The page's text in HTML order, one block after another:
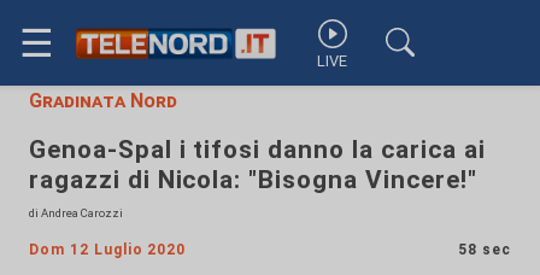
☰ LIVE
Gradinata Nord
Genoa-Spal i tifosi danno la carica ai
ragazzi di Nicola: "Bisogna Vincere!"
di Andrea Carozzi
Dom 12 Luglio 2020 58 sec